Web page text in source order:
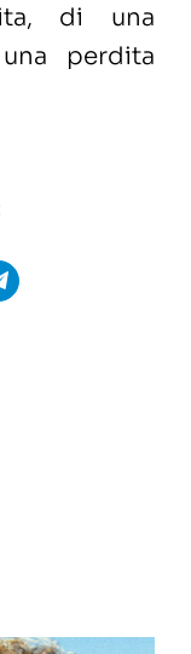
di una
perdita